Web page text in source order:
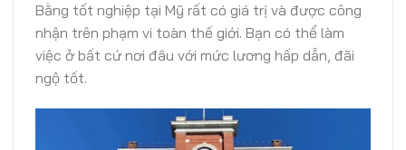
Bằng tốt nghiệp tại Mỹ rất có giá trị và được công
nhận trên phạm vi toàn thế giới. Bạn có thể làm
việc ở bất cứ nơi đâu với mức lương hấp dẫn, đãi
ngộ tốt.